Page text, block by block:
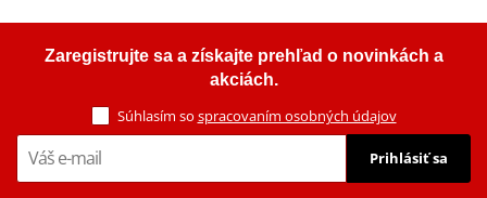
většině povrchů. Produkt slouží k ucpávání netěsností potrubí a
svarů a opravám nekonstrukčních vad v odlitcích nebo děr v
nádržích. Tento produkt se typicky používá při provozních
teplotách -30 až +121 °C.
PDF Catalog
PDF
Technické informace
Zaregistrujte sa a získajte prehľad o novinkách a
akciách.
Súhlasím so spracovaním osobných údajov
Prihlásiť sa